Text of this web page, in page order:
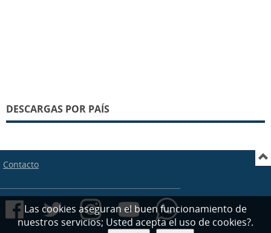
DESCARGAS POR PAÍS
Contacto
Las cookies aseguran el buen funcionamiento de
nuestros servicios; Usted acepta el uso de cookies?.